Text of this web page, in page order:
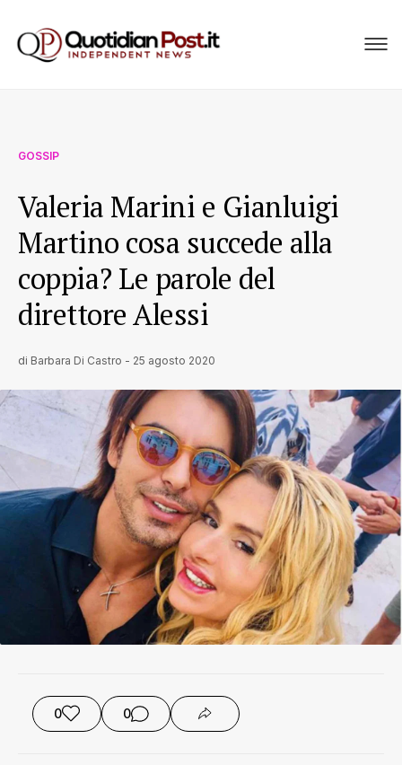
GOSSIP
Valeria Marini e Gianluigi
Martino cosa succede alla
coppia? Le parole del
direttore Alessi
di Barbara Di Castro - 25 agosto 2020
0 0